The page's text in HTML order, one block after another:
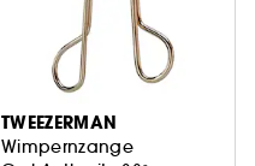
TWEEZERMAN
Wimpernzange